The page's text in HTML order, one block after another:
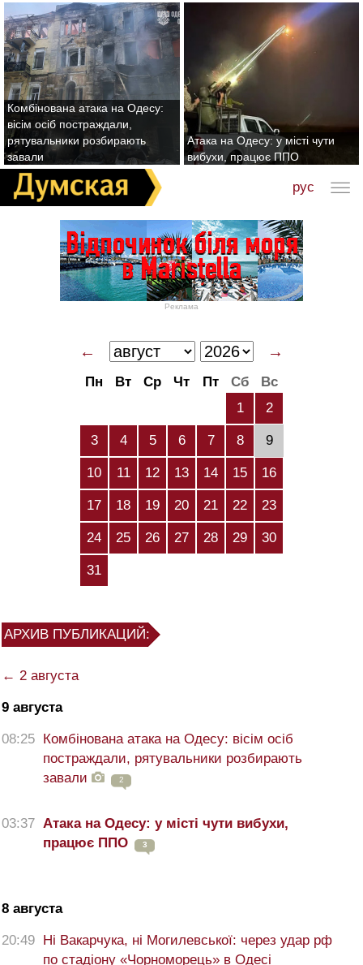
Комбінована атака на Одесу:
вісім осіб постраждали,
рятувальники розбирають
завали
Атака на Одесу: у місті чути
вибухи, працює ППО
рус
Реклама
← →
Пн Вт Ср Чт Пт Сб
Вс
1
2
3 4 5 6 7 8 9
10 11 12 13 14 15 16
17 18 19 20 21 22 23
24 25 26 27 28 29 30
31
АРХИВ ПУБЛИКАЦИЙ:
← 2 августа
9 августа
08:25 Комбінована атака на Одесу: вісім осіб
постраждали, рятувальники розбирають
завали
2
03:37 Атака на Одесу: у місті чути вибухи,
працює ППО
3
8 августа
20:49 Ні Вакарчука, ні Могилевської: через удар рф
по стадіону «Чорноморець» в Одесі